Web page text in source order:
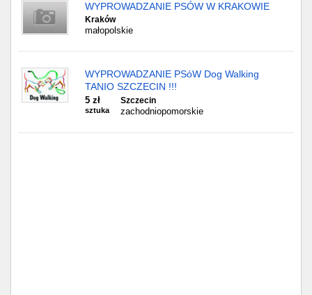
WYPROWADZANIE PSÓW W KRAKOWIE
Kraków
małopolskie
WYPROWADZANIE PSóW Dog Walking
TANIO SZCZECIN !!!
5 zł
sztuka
Szczecin
zachodniopomorskie
Częstochowa
Olsztyn